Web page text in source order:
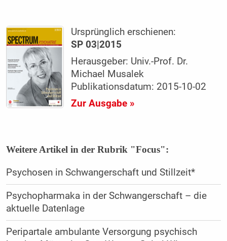
Ursprünglich erschienen:
SP 03|2015
Herausgeber: Univ.-Prof. Dr.
Michael Musalek
Publikationsdatum: 2015-10-02
Zur Ausgabe »
Weitere Artikel in der Rubrik "Focus":
Psychosen in Schwangerschaft und Stillzeit*
Psychopharmaka in der Schwangerschaft – die
aktuelle Datenlage
Peripartale ambulante Versorgung psychisch